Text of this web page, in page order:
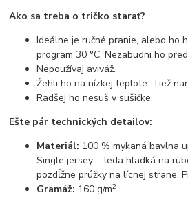
Ako sa treba o tričko starať?
Ideálne je ručné pranie, alebo ho
program 30 °C. Nezabudni ho
Nepoužívaj aviváž.
Žehli ho na nízkej teplote. Tiež
Radšej ho nesuš v sušičke.
Ešte pár technických detailov:
Materiál: 100 % mykaná bavlna
Single jersey – teda hladká na
pozdĺžne prúžky na lícnej strane.
Gramáž: 160 g/m2